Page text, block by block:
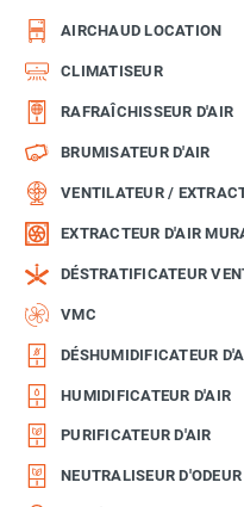
AIRCHAUD LOCATION
CLIMATISEUR
RAFRAÎCHISSEUR D'AIR
BRUMISATEUR D'AIR
VENTILATEUR /
EXTRACTEUR D'AIR
DÉSTRATIFICATEUR
VMC
DÉSHUMIDIFICATEUR
HUMIDIFICATEUR D'AIR
PURIFICATEUR D'AIR
NEUTRALISEUR D'ODEUR